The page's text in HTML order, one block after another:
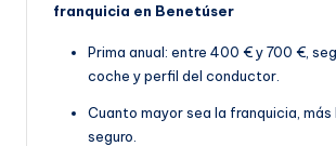
franquicia en Benetúser
Prima anual: entre 400 € y 700 €,
coche y perfil del conductor.
Cuanto mayor sea la franquicia,
seguro.